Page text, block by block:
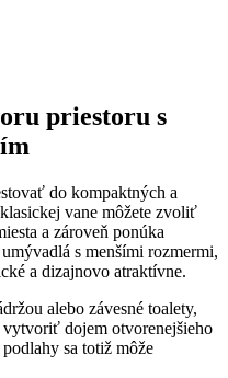
priestoru s
do kompaktných a
vane môžete zvoliť
a zároveň ponúka
s menšími rozmermi,
a dizajnovo atraktívne.
alebo závesné toalety,
vytvoriť dojem otvorenejšieho
sa totiž môže